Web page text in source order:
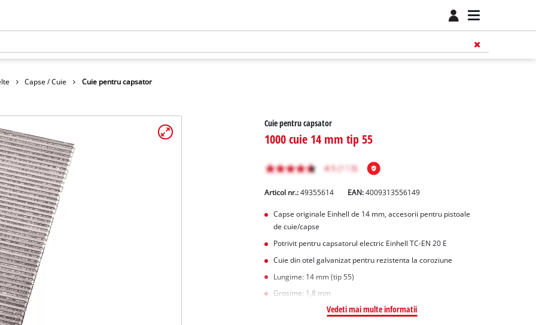
Capse / Cuie Cuie pentru capsator
Cuie pentru capsator
1000 cuie 14 mm tip 55
Articol nr.: 49355614 EAN:4009313556149
Capse originale Einhell de 14 mm, accesorii pentru pistoale
de cuie/capse
Potrivit pentru capsatorul electric Einhell TC-EN 20 E
Cuie din otel galvanizat pentru rezistenta la coroziune
Lungime: 14 mm (tip 55)
Grosime: 1,8 mm
Vedeti mai multe informatii